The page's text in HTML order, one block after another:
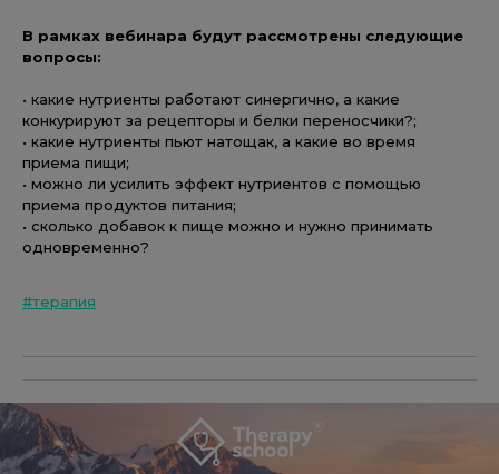
В рамках вебинара будут рассмотрены следующие
вопросы:
• какие нутриенты работают синергично, а какие
конкурируют за рецепторы и белки переносчики?;
• какие нутриенты пьют натощак, а какие во время
приема пищи;
• можно ли усилить эффект нутриентов с помощью
приема продуктов питания;
• сколько добавок к пище можно и нужно принимать
одновременно?
#терапия